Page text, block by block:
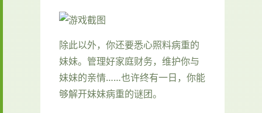
除此以外，你还要悉心照料病重的
妹妹。管理好家庭财务，维护你与
妹妹的亲情……也许终有一日，你能
够解开妹妹病重的谜团。